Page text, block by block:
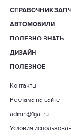
СПРАВОЧНИК
АВТОМОБИЛИ
ПОЛЕЗНО ЗНАТЬ
ДИЗАЙН
ПОЛЕЗНОЕ
Контакты
Реклама на сайте
admin@1gai.ru
Условия